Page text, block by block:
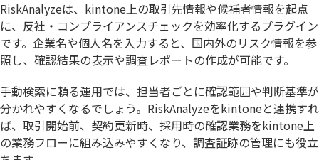
RiskAnalyzeは、kintone上の取引先情報や候補者情報を起点
に、反社・コンプライアンスチェックを効率化するプラグイン
です。企業名や個人名を入力すると、国内外のリスク情報を参
照し、確認結果の表示や調査レポートの作成が可能です。
手動検索に頼る運用では、担当者ごとに確認範囲や判断基準が
分かれやすくなるでしょう。RiskAnalyzeをkintoneと連携すれ
ば、取引開始前、契約更新時、採用時の確認業務をkintone上
の業務フローに組み込みやすくなり、調査証跡の管理にも役立